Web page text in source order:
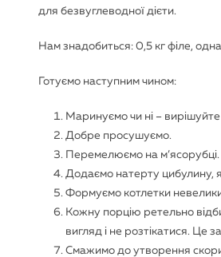
для безвуглеводної дієти.
Нам знадобиться: 0,5 кг філе,
Готуємо наступним чином:
Маринуємо чи ні –
Добре просушуємо.
Перемелюємо на м’ясорубці.
Додаємо натерту цибулину,
Формуємо котлетки
Кожну порцію ретельно
вигляд і не розтікатися. Це
Смажимо до утворення